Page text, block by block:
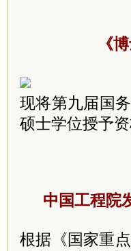
《
现将第九届国
硕士学位授予
中国工程院
根据《国家重